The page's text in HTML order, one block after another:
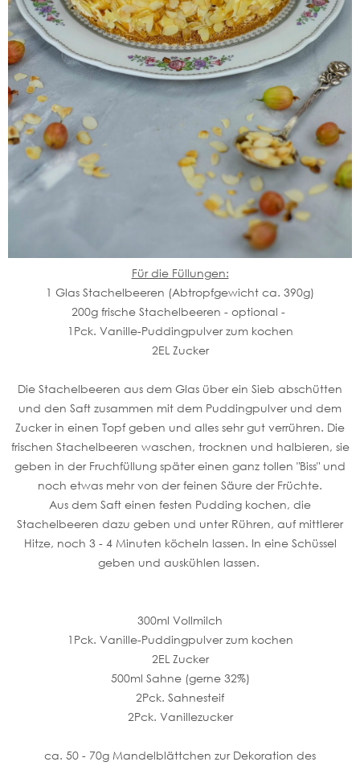
Für die Füllungen:
1 Glas Stachelbeeren (Abtropfgewicht ca. 390g)
200g frische Stachelbeeren - optional -
1Pck. Vanille-Puddingpulver zum kochen
2EL Zucker
Die Stachelbeeren aus dem Glas über ein Sieb abschütten
und den Saft zusammen mit dem Puddingpulver und dem
Zucker in einen Topf geben und alles sehr gut verrühren. Die
frischen Stachelbeeren waschen, trocknen und halbieren, sie
geben in der Fruchfüllung später einen ganz tollen "Biss" und
noch etwas mehr von der feinen Säure der Früchte.
Aus dem Saft einen festen Pudding kochen, die
Stachelbeeren dazu geben und unter Rühren, auf mittlerer
Hitze, noch 3 - 4 Minuten köcheln lassen. In eine Schüssel
geben und auskühlen lassen.
300ml Vollmilch
1Pck. Vanille-Puddingpulver zum kochen
2EL Zucker
500ml Sahne (gerne 32%)
2Pck. Sahnesteif
2Pck. Vanillezucker
ca. 50 - 70g Mandelblättchen zur Dekoration des